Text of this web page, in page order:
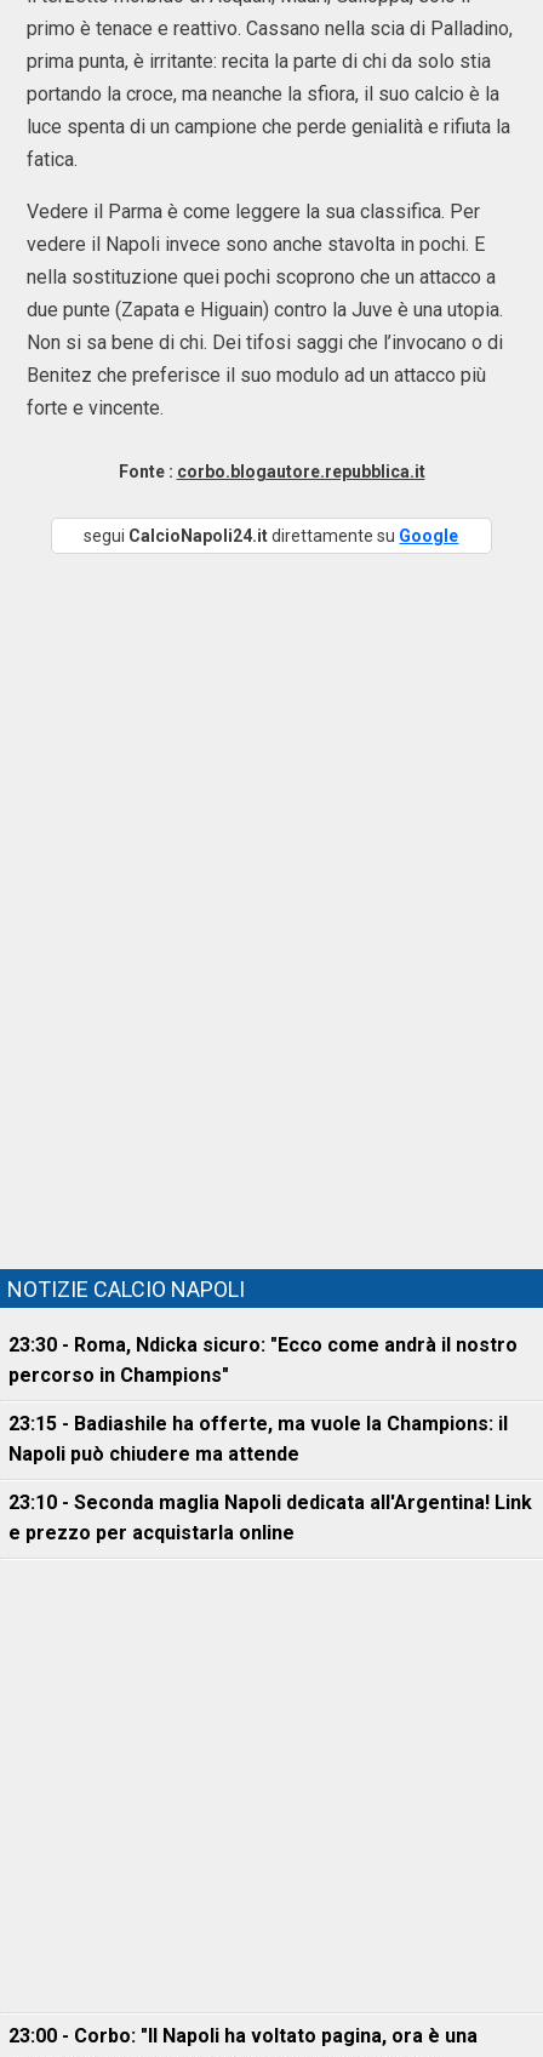
primo è tenace e reattivo. Cassano nella scia di Palladino,
prima punta, è irritante: recita la parte di chi da solo stia
portando la croce, ma neanche la sfiora, il suo calcio è la
luce spenta di un campione che perde genialità e rifiuta la
fatica.
Vedere il Parma è come leggere la sua classifica. Per
vedere il Napoli invece sono anche stavolta in pochi. E
nella sostituzione quei pochi scoprono che un attacco a
due punte (Zapata e Higuain) contro la Juve è una utopia.
Non si sa bene di chi. Dei tifosi saggi che l’invocano o di
Benitez che preferisce il suo modulo ad un attacco più
forte e vincente.
Fonte : corbo.blogautore.repubblica.it
segui CalcioNapoli24.itdirettamente su Google
NOTIZIE CALCIO NAPOLI
23:30 - Roma, Ndicka sicuro: "Ecco come andrà il nostro
percorso in Champions"
23:15 - Badiashile ha offerte, ma vuole la Champions: il
Napoli può chiudere ma attende
23:10 - Seconda maglia Napoli dedicata all'Argentina! Link
e prezzo per acquistarla online
23:00 - Corbo: "Il Napoli ha voltato pagina, ora è una